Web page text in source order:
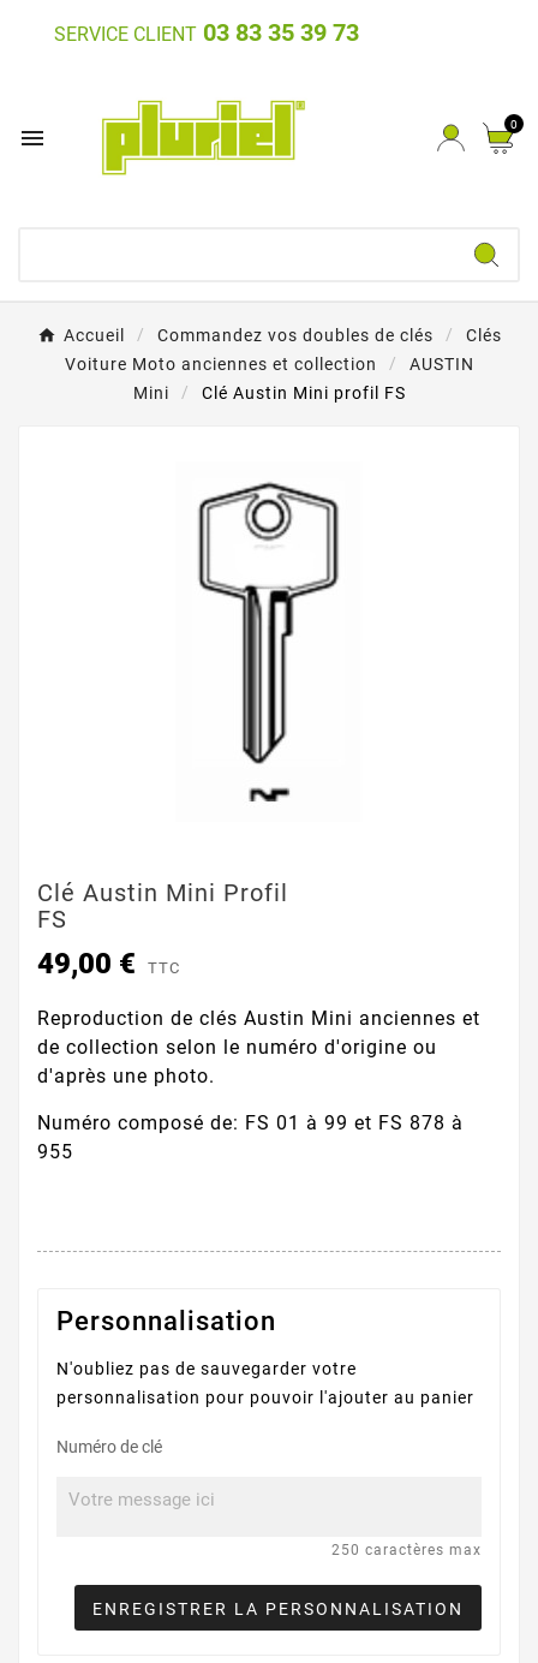
SERVICE CLIENT 03 83 35 39 73
 0
Accueil Commandez vos doubles de clés
Clés
Voiture Moto anciennes et collection
AUSTIN
Mini
Clé Austin Mini profil FS
Clé Austin Mini Profil
FS
49,00 € TTC
Reproduction de clés Austin Mini anciennes et
de collection selon le numéro d'origine ou
d'après une photo.
Numéro composé de: FS 01 à 99 et FS 878 à
955
Personnalisation
N'oubliez pas de sauvegarder votre
personnalisation pour pouvoir l'ajouter au panier
Numéro de clé
250 caractères max
ENREGISTRER LA PERSONNALISATION